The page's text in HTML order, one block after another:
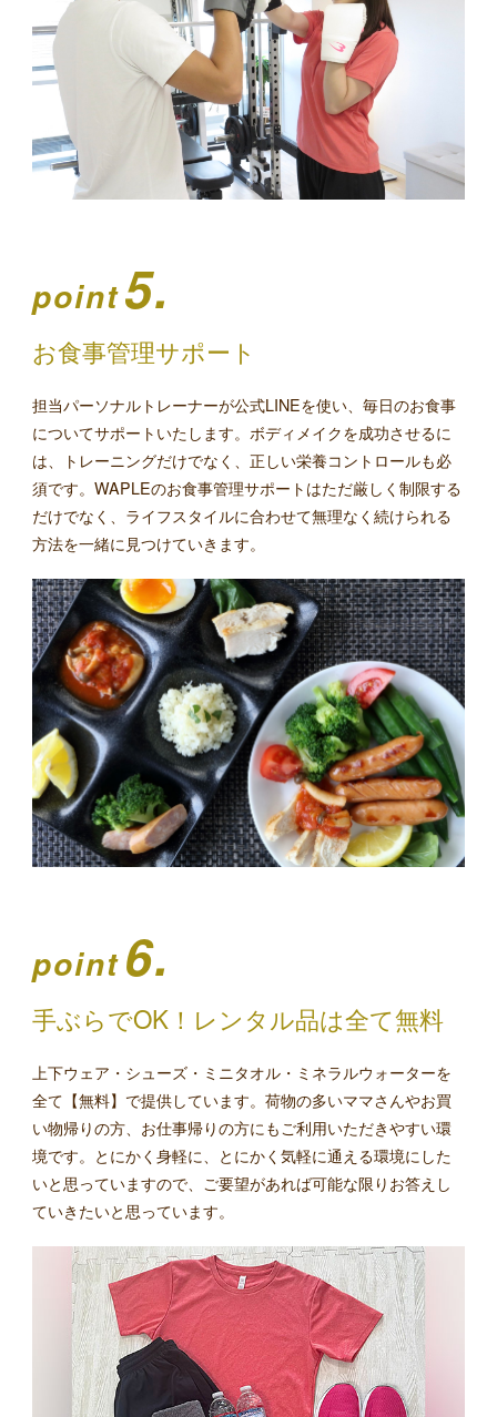
point5.
お食事管理サポート
担当パーソナルトレーナーが公式LINEを使い、毎日のお食事
についてサポートいたします。ボディメイクを成功させるに
は、トレーニングだけでなく、正しい栄養コントロールも必
須です。WAPLEのお食事管理サポートはただ厳しく制限する
だけでなく、ライフスタイルに合わせて無理なく続けられる
方法を一緒に見つけていきます。
point6.
手ぶらでOK！レンタル品は全て無料
上下ウェア・シューズ・ミニタオル・ミネラルウォーターを
全て【無料】で提供しています。荷物の多いママさんやお買
い物帰りの方、お仕事帰りの方にもご利用いただきやすい環
境です。とにかく身軽に、とにかく気軽に通える環境にした
いと思っていますので、ご要望があれば可能な限りお答えし
ていきたいと思っています。